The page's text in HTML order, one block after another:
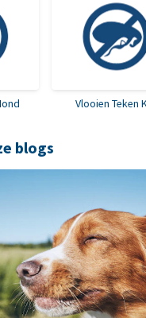
Vlooien Teken
blogs